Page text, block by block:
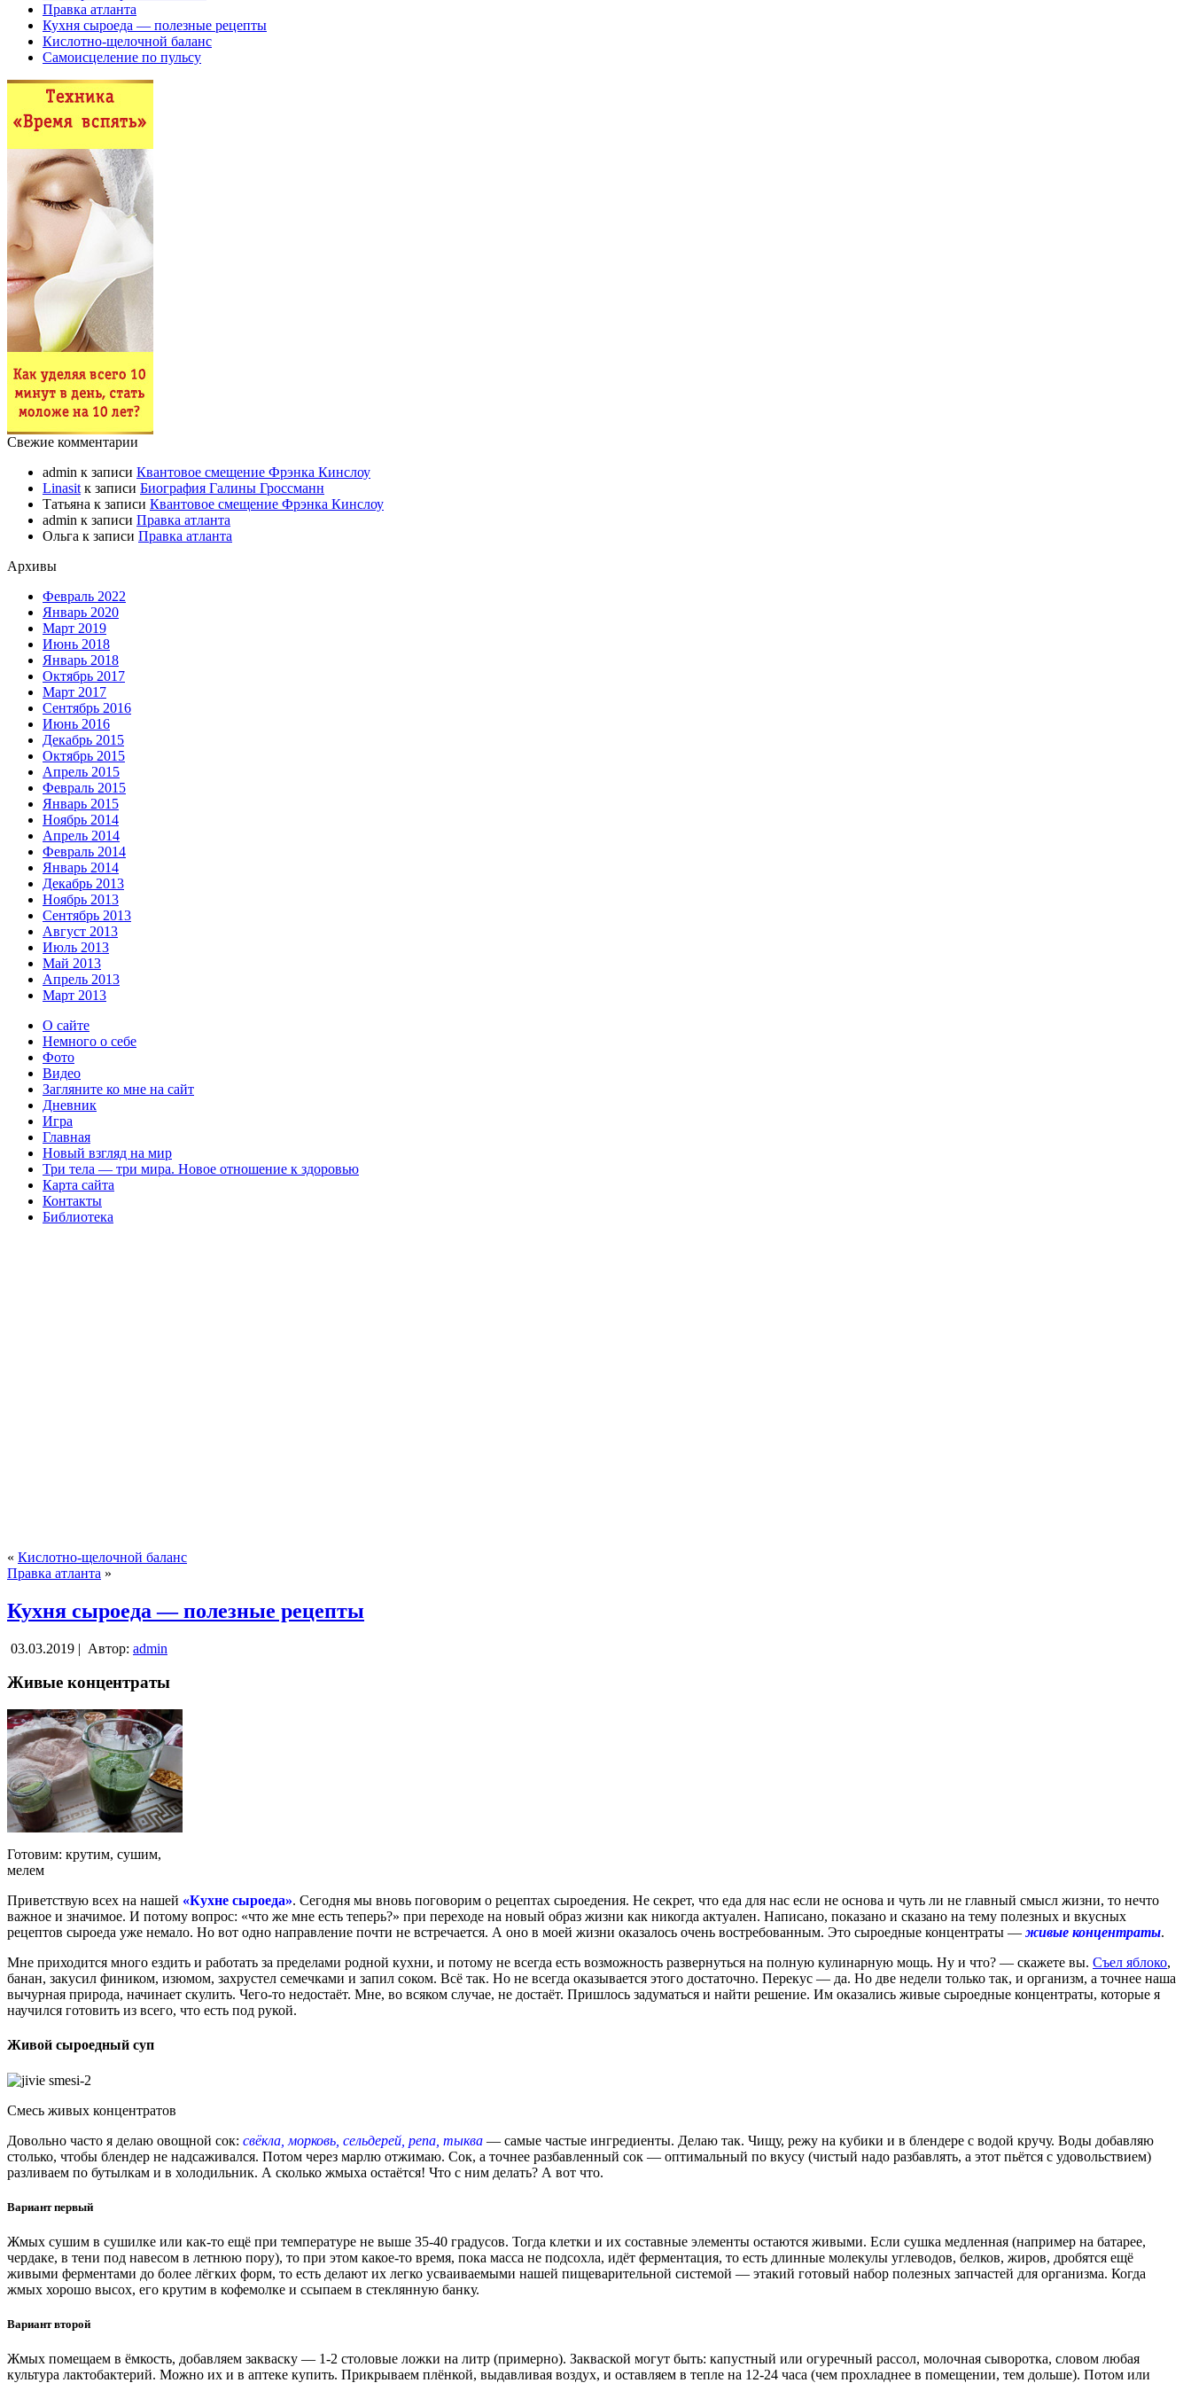
Правка атланта
Кухня сыроеда — полезные рецепты
Кислотно-щелочной баланс
Самоисцеление по пульсу
Свежие комментарии
admin к записи Квантовое смещение Фрэнка Кинслоу
Linasit к записи Биография Галины Гроссманн
Татьяна к записи Квантовое смещение Фрэнка Кинслоу
admin к записи Правка атланта
Ольга к записи Правка атланта
Архивы
Февраль 2022
Январь 2020
Март 2019
Июнь 2018
Январь 2018
Октябрь 2017
Март 2017
Сентябрь 2016
Июнь 2016
Декабрь 2015
Октябрь 2015
Апрель 2015
Февраль 2015
Январь 2015
Ноябрь 2014
Апрель 2014
Февраль 2014
Январь 2014
Декабрь 2013
Ноябрь 2013
Сентябрь 2013
Август 2013
Июль 2013
Май 2013
Апрель 2013
Март 2013
О сайте
Немного о себе
Фото
Видео
Загляните ко мне на сайт
Дневник
Игра
Главная
Новый взгляд на мир
Три тела — три мира. Новое отношение к здоровью
Карта сайта
Контакты
Библиотека
« Кислотно-щелочной баланс
Правка атланта »
Кухня сыроеда — полезные рецепты
03.03.2019 | Автор: admin
Живые концентраты
Готовим: крутим, сушим,
мелем
Приветствую всех на нашей «Кухне сыроеда». Сегодня мы вновь поговорим о рецептах сыроедения. Не секрет, что еда для нас если не основа и чуть ли не главный смысл жизни, то нечто
важное и значимое. И потому вопрос: «что же мне есть теперь?» при переходе на новый образ жизни как никогда актуален. Написано, показано и сказано на тему полезных и вкусных
рецептов сыроеда уже немало. Но вот одно направление почти не встречается. А оно в моей жизни оказалось очень востребованным. Это сыроедные концентраты — живые концентраты.
Мне приходится много ездить и работать за пределами родной кухни, и потому не всегда есть возможность развернуться на полную кулинарную мощь. Ну и что? — скажете вы. Съел яблоко,
банан, закусил фиником, изюмом, захрустел семечками и запил соком. Всё так. Но не всегда оказывается этого достаточно. Перекус — да. Но две недели только так, и организм, а точнее наша
вычурная природа, начинает скулить. Чего-то недостаёт. Мне, во всяком случае, не достаёт. Пришлось задуматься и найти решение. Им оказались живые сыроедные концентраты, которые я
научился готовить из всего, что есть под рукой.
Живой сыроедный суп
Смесь живых концентратов
Довольно часто я делаю овощной сок: свёкла, морковь, сельдерей, репа, тыква — самые частые ингредиенты. Делаю так. Чищу, режу на кубики и в блендере с водой кручу. Воды добавляю
столько, чтобы блендер не надсаживался. Потом через марлю отжимаю. Сок, а точнее разбавленный сок — оптимальный по вкусу (чистый надо разбавлять, а этот пьётся с удовольствием)
разливаем по бутылкам и в холодильник. А сколько жмыха остаётся! Что с ним делать? А вот что.
Вариант первый
Жмых сушим в сушилке или как-то ещё при температуре не выше 35-40 градусов. Тогда клетки и их составные элементы остаются живыми. Если сушка медленная (например на батарее,
чердаке, в тени под навесом в летнюю пору), то при этом какое-то время, пока масса не подсохла, идёт ферментация, то есть длинные молекулы углеводов, белков, жиров, дробятся ещё
живыми ферментами до более лёгких форм, то есть делают их легко усваиваемыми нашей пищеварительной системой — этакий готовый набор полезных запчастей для организма. Когда
жмых хорошо высох, его крутим в кофемолке и ссыпаем в стеклянную банку.
Вариант второй
Жмых помещаем в ёмкость, добавляем закваску — 1-2 столовые ложки на литр (примерно). Закваской могут быть: капустный или огуречный рассол, молочная сыворотка, словом любая
культура лактобактерий. Можно их и в аптеке купить. Прикрываем плёнкой, выдавливая воздух, и оставляем в тепле на 12-24 часа (чем прохладнее в помещении, тем дольше). Потом или